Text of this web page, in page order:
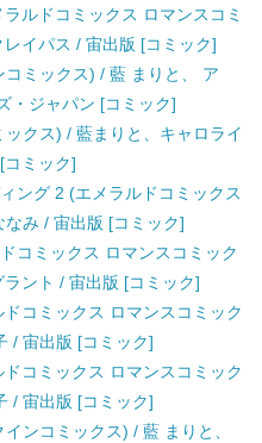
ルドコミックス ロマンスコミ
イパス / 宙出版 [コミック]
ミックス) / 藍 まりと、 ア
・ジャパン [コミック]
クス) / 藍まりと、キャロライ
ミック]
ング 2 (エメラルドコミックス
み / 宙出版 [コミック]
コミックス ロマンスコミック
ント / 宙出版 [コミック]
コミックス ロマンスコミック
/ 宙出版 [コミック]
コミックス ロマンスコミック
/ 宙出版 [コミック]
ンコミックス) / 藍 まりと、